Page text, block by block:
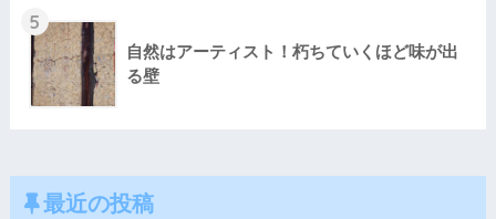
5
自然はアーティスト！朽ちていくほど味が出
る壁
最近の投稿